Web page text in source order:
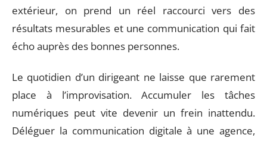
extérieur, on prend un réel raccourci vers des
résultats mesurables et une communication qui fait
écho auprès des bonnes personnes.
Le quotidien d’un dirigeant ne laisse que rarement
place à l’improvisation. Accumuler les tâches
numériques peut vite devenir un frein inattendu.
Déléguer la communication digitale à une agence,